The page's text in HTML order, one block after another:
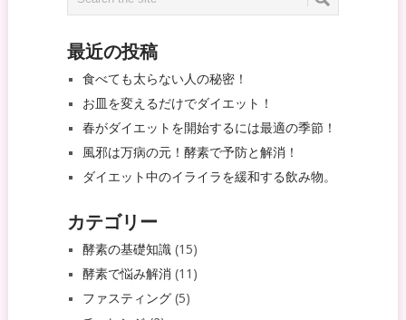
最近の投稿
食べても太らない人の秘密！
お皿を変えるだけでダイエット！
春がダイエットを開始するには最適の季節！
風邪は万病の元！酵素で予防と解消！
ダイエット中のイライラを緩和する飲み物。
カテゴリー
酵素の基礎知識(15)
酵素で悩み解消 (11)
ファスティング(5)